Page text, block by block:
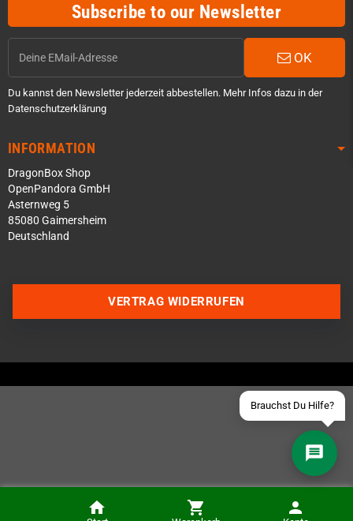
Subscribe to our Newsletter
OK
Du kannst den Newsletter jederzeit abbestellen. Mehr Infos dazu in der
Datenschutzerklärung
INFORMATION
DragonBox Shop
OpenPandora GmbH
Asternweg 5
85080 Gaimersheim
Deutschland
Brauchst Du Hilfe?
Schick uns eine eMail
VERTRAG WIDERRUFEN